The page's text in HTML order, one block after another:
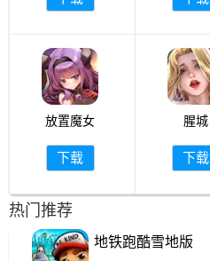
放置魔女
下载
腥城
下载
热门推荐
地铁跑酷雪地版